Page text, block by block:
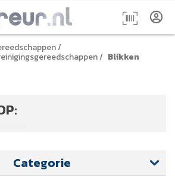
/
/ Blikken
Categorie